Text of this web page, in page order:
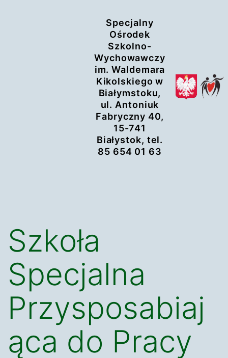
Specjalny
Ośrodek
Szkolno-
Wychowawczy
im. Waldemara
Kikolskiego w
Białymstoku,
ul. Antoniuk
Fabryczny 40,
15-741
Białystok, tel.
85 654 01 63
Szkoła
Specjalna
Przysposabiaj
ąca do Pracy